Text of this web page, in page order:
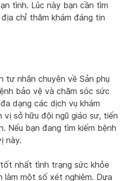
tình. Lúc này bạn cần tìm
chỉ thăm khám đáng tin
tư nhân chuyên về Sản phụ
bảo vệ và chăm sóc sức
dạng các dịch vụ khám
sở hữu đội ngũ giáo sư, tiến
Nếu bạn đang tìm kiếm bệnh
này.
nhất tình trạng sức khỏe
làm một số xét nghiệm. Dựa